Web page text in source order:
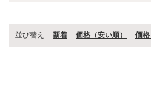
並び替え 新着 価格（安い順） 価格